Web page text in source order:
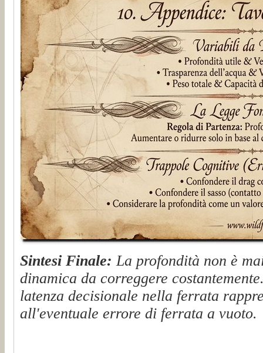
Sintesi Finale: La profondità non è
dinamica da correggere
latenza decisionale nella ferrata
all'eventuale errore di ferrata a vuoto.